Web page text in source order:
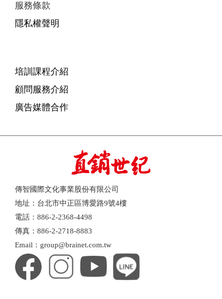
服務條款
隱私權聲明
培訓課程介紹
顧問服務介紹
廣告媒體合作
傳智國際文化事業股份有限公司
地址：台北市中正區博愛路9號4樓
電話：886-2-2368-4498
傳真：886-2-2718-8883
Email：group@brainet.com.tw